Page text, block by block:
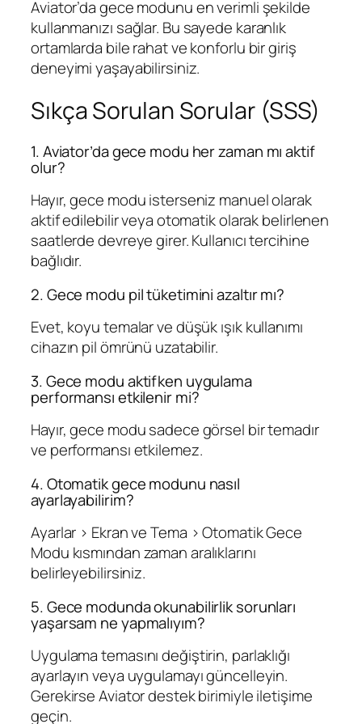
Aviator’da gece modunu en verimli şekilde
kullanmanızı sağlar. Bu sayede karanlık
ortamlarda bile rahat ve konforlu bir giriş
deneyimi yaşayabilirsiniz.
Sıkça Sorulan Sorular (SSS)
1. Aviator’da gece modu her zaman mı aktif
olur?
Hayır, gece modu isterseniz manuel olarak
aktif edilebilir veya otomatik olarak belirlenen
saatlerde devreye girer. Kullanıcı tercihine
bağlıdır.
2. Gece modu pil tüketimini azaltır mı?
Evet, koyu temalar ve düşük ışık kullanımı
cihazın pil ömrünü uzatabilir.
3. Gece modu aktifken uygulama
performansı etkilenir mi?
Hayır, gece modu sadece görsel bir temadır
ve performansı etkilemez.
4. Otomatik gece modunu nasıl
ayarlayabilirim?
Ayarlar > Ekran ve Tema > Otomatik Gece
Modu kısmından zaman aralıklarını
belirleyebilirsiniz.
5. Gece modunda okunabilirlik sorunları
yaşarsam ne yapmalıyım?
Uygulama temasını değiştirin, parlaklığı
ayarlayın veya uygulamayı güncelleyin.
Gerekirse Aviator destek birimiyle iletişime
geçin.